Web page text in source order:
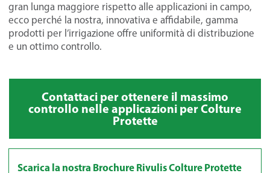
gran lunga maggiore rispetto alle applicazioni in campo,
ecco perché la nostra, innovativa e affidabile, gamma
prodotti per l’irrigazione offre uniformità di distribuzione
e un ottimo controllo.
Contattaci per ottenere il massimo
controllo nelle applicazioni per Colture
Protette
Scarica la nostra Brochure Rivulis Colture Protette